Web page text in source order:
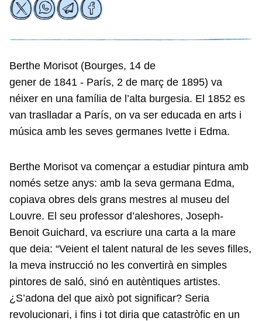
Berthe Morisot (Bourges, 14 de
gener de 1841 - París, 2 de març de 1895) va
néixer en una família de l’alta burgesia. El 1852 es
van traslladar a París, on va ser educada en arts i
música amb les seves germanes Ivette i Edma.
Berthe Morisot va començar a estudiar pintura amb
només setze anys: amb la seva germana Edma,
copiava obres dels grans mestres al museu del
Louvre. El seu professor d’aleshores, Joseph-
Benoit Guichard, va escriure una carta a la mare
que deia: “Veient el talent natural de les seves filles,
la meva instrucció no les convertirà en simples
pintores de saló, sinó en autèntiques artistes.
¿S’adona del que això pot significar? Seria
revolucionari, i fins i tot diria que catastròfic en un